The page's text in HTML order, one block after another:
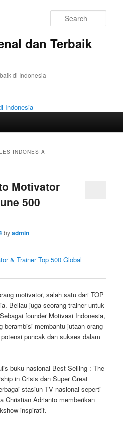
dan Terbaik
di Indonesia
INDONESIA
Motivator
500
byadmin
motivator, salah satu dari TOP
Beliau juga seorang trainer untuk
founder Motivasi Indonesia,
berambisi membantu jutaan orang
puncak dan sukses dalam
buku nasional Best Selling : The
in Crisis dan Super Great
stasiun TV nasional seperti
Christian Adrianto memberikan
inspiratif.